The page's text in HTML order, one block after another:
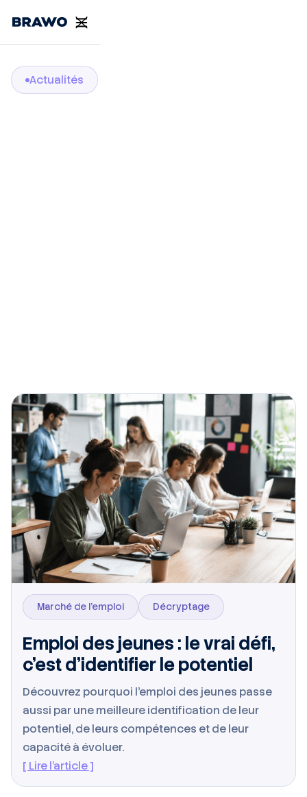
Actualités
Marché de l’emploi Décryptage
Emploi des jeunes : le vrai défi,
c’est d’identifier le potentiel
Découvrez pourquoi l’emploi des jeunes passe
aussi par une meilleure identification de leur
potentiel, de leurs compétences et de leur
capacité à évoluer.
[ Lire l’article ]